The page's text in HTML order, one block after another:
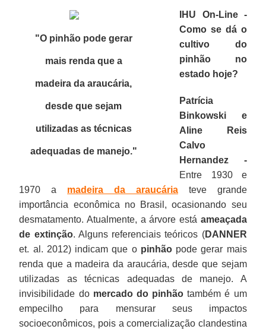
"O pinhão pode gerar
mais renda que a
madeira da araucária,
desde que sejam
utilizadas as técnicas
adequadas de manejo."
IHU On-Line -
Como se dá o
cultivo do
pinhão no
estado hoje?
Patrícia
Binkowski e
Aline Reis
Calvo
Hernandez -
Entre 1930 e
1970 a madeira da araucáriateve grande
importância econômica no Brasil, ocasionando seu
desmatamento. Atualmente, a árvore está ameaçada
de extinção. Alguns referenciais teóricos (DANNER
et. al. 2012) indicam que o pinhãopode gerar mais
renda que a madeira da araucária, desde que sejam
utilizadas as técnicas adequadas de manejo. A
invisibilidade do mercado do pinhão também é um
empecilho para mensurar seus impactos
socioeconômicos, pois a comercialização clandestina